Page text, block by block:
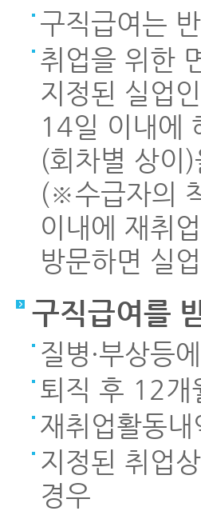
구직급여는
취업을 위한
지정된 실업
14일 이내에
(회차별 상이
(※수급자의
이내에 재취
방문하면 실
구직급여를
질병·부상등
퇴직 후 12개
재취업활동
지정된 취업
경우